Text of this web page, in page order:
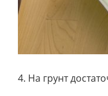
4. На грунт